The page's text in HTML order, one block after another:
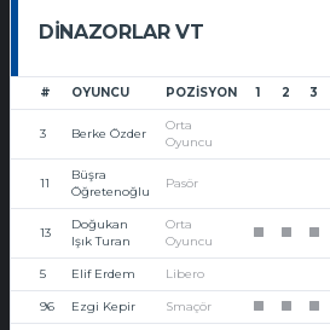
DINAZORLAR VT
# OYUNCU POZISYON 1 2 3
3 Berke Özder
Orta
Oyuncu
11
Büşra
Öğretenoğlu
Pasör
13
Doğukan
Işık Turan
Orta
Oyuncu
5 Elif Erdem Libero
96 Ezgi Kepir Smaçör